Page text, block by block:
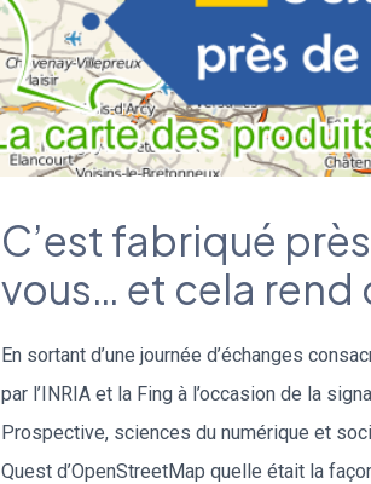
C’est fabriqué
vous… et cela rend
En sortant d’une journée d’échanges
par l’INRIA et la Fing à l’occasion de la
Prospective, sciences du numérique et
Quest d’OpenStreetMap quelle était la